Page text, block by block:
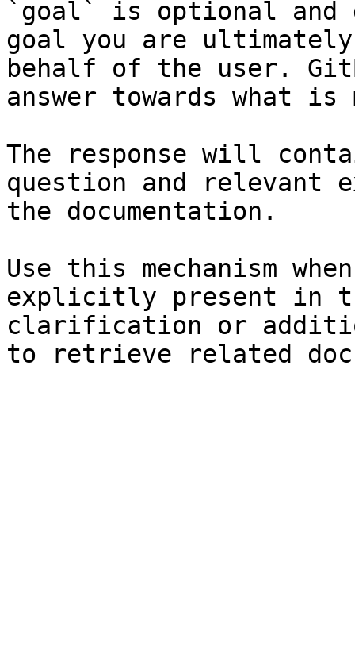
`goal` is optional and
goal you are
behalf of the user.
answer towards what
The response will
question and relevant
the documentation.
Use this mechanism
explicitly present in
clarification or